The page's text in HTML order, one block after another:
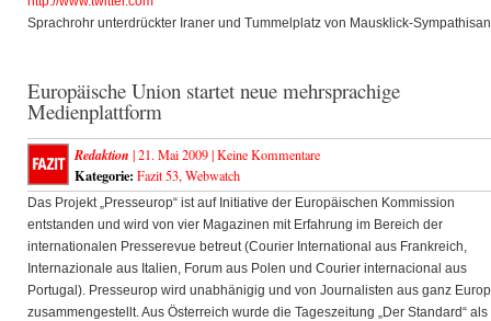
Sprachrohr unterdrückter Iraner und Tummelplatz von Mausklick-
Europäische Union startet neue mehrsprachige
Medienplattform
Redaktion | 21. Mai 2009 |Keine Kommentare
Kategorie: Fazit 53, Webwatch
Das Projekt „Presseurop“ ist auf Initiative der Europäischen Kommission
entstanden und wird von vier Magazinen mit Erfahrung im Bereich der
internationalen Presserevue betreut (Courier International aus Frankreich,
Internazionale aus Italien, Forum aus Polen und Courier internacional aus
Portugal). Presseurop wird unabhänigig und von Journalisten aus ganz
zusammengestellt. Aus Österreich wurde die Tageszeitung „Der Standard“ als